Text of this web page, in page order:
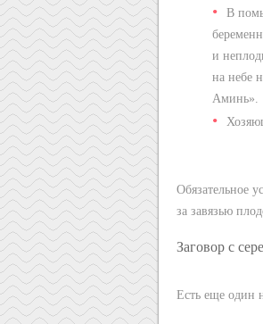
В
и
на небе
Аминь».
Обязательное
за завязью
Заговор с
Есть еще один